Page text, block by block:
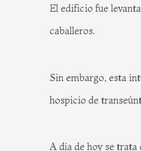
El edificio fue
caballeros.
Sin embargo, esta
hospicio de
A día de hoy se